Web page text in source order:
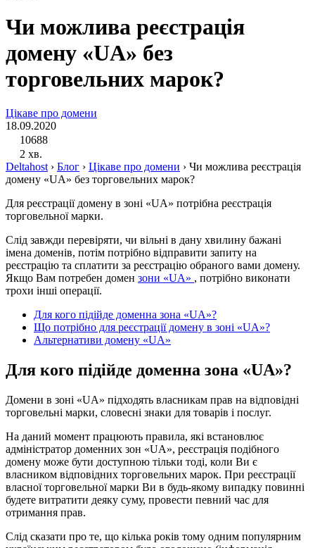
Чи можлива реєстрація
домену «UA» без
торговельних марок?
Цікаве про домени
18.09.2020
10688
2 хв.
Deltahost› Блог › Цікаве про домени › Чи можлива реєстрація
домену «UA» без торговельних марок?
Для реєстрації домену в зоні «UA» потрібна реєстрація
торговельної марки.
Слід завжди перевіряти, чи вільні в дану хвилину бажані
імена доменів, потім потрібно відправити запиту на
реєстрацію та сплатити за реєстрацію обраного вами домену.
Якщо Вам потребен домен зони «UA» , потрібно виконати
трохи інші операції.
Для кого підійде доменна зона «UA»?
Що потрібно для реєстрації домену в зоні «UA»?
Альтернативи домену «UA»
Для кого підійде доменна зона «UA»?
Домени в зоні «UA» підходять власникам прав на відповідні
торговельні марки, словесні знаки для товарів і послуг.
На даний момент працюють правила, які встановлює
адміністратор доменних зон «UA», реєстрація подібного
домену може бути доступною тільки тоді, коли Ви є
власником відповідних торговельних марок. При реєстрації
власної торговельної марки Ви в будь-якому випадку повинні
будете витратити деяку суму, провести певний час для
отримання прав.
Слід сказати про те, що кілька років тому одним популярним